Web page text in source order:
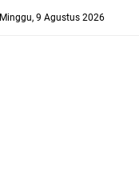
Minggu, 9 Agustus 2026